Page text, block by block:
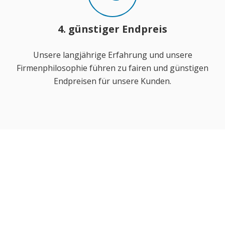
4. günstiger Endpreis
Unsere langjährige Erfahrung und unsere
Firmenphilosophie führen zu fairen und günstigen
Endpreisen für unsere Kunden.